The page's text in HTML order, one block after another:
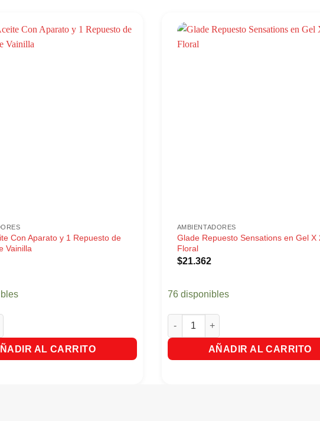
Con Aparato y 1 Repuesto de
Vainilla
Con Aparato y 1 Repuesto de Abrazos de Vainilla cantidad
AL CARRITO
AMBIENTADORES
Glade Repuesto Sensations en Gel X
Floral
$21.362
76 disponibles
Glade Repuesto Sensations en Gel X
AÑADIR AL CARRITO